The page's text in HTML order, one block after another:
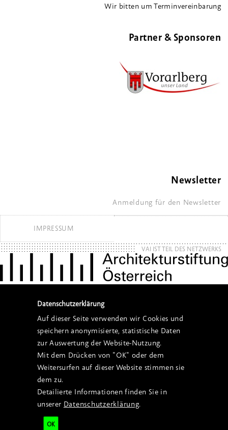
Wir bitten um Terminvereinbarung
Partner & Sponsoren
Newsletter
Anmeldung für den Newsletter
IMPRESSUM
VAI IST TEIL DES NETZWERKS
Datenschutzerklärung
Auf dieser Seite verwenden wir Cookies und
speichern anonymisierte, statistische Daten
zur Auswertung der Website-Nutzung.
Mit dem Drücken von "OK" oder dem
Weitersurfen auf dieser Website stimmen sie
dem zu.
Detailierte Informationen finden Sie in
unserer Datenschutzerklärung.
OK